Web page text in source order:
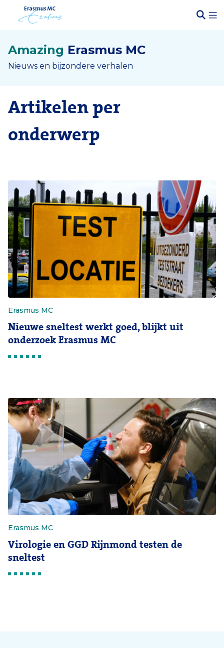
Amazing Erasmus MC
Nieuws en bijzondere verhalen
Artikelen per
onderwerp
Erasmus MC
Nieuwe sneltest werkt goed, blijkt uit
onderzoek Erasmus MC
Erasmus MC
Virologie en GGD Rijnmond testen de
sneltest